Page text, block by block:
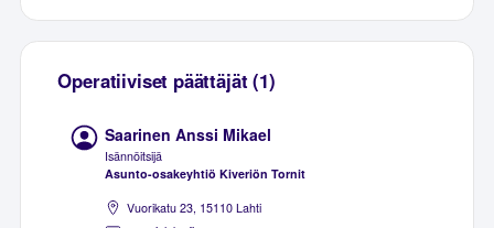
Operatiiviset päättäjät (1)
Saarinen Anssi Mikael
Isännöitsijä
Asunto-osakeyhtiö Kiveriön Tornit
Vuorikatu 23, 15110 Lahti